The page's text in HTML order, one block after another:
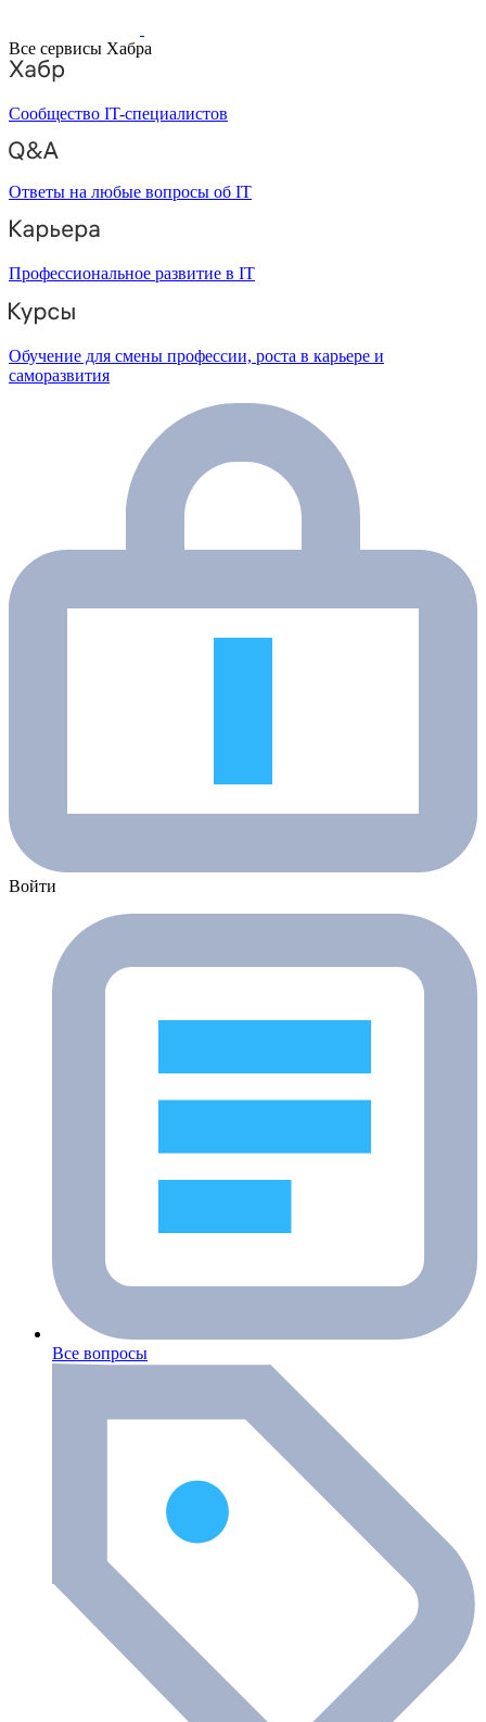
Все сервисы Хабра
Сообщество IT-специалистов
Ответы на любые вопросы об IT
Профессиональное развитие в IT
Обучение для смены профессии, роста в карьере и
саморазвития
Войти
Все вопросы